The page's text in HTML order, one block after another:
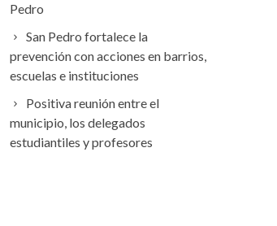
Pedro
San Pedro fortalece la
prevención con acciones en barrios,
escuelas e instituciones
Positiva reunión entre el
municipio, los delegados
estudiantiles y profesores